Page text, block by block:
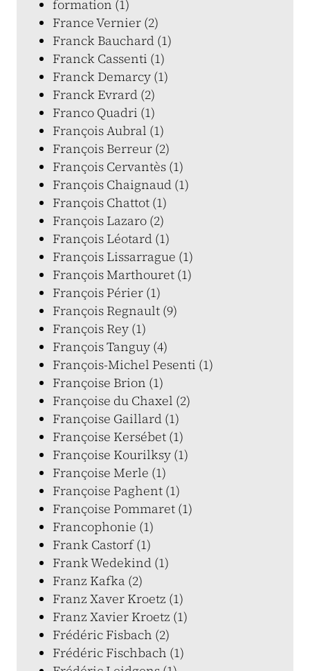
formation (1)
France Vernier (2)
Franck Bauchard (1)
Franck Cassenti (1)
Franck Demarcy (1)
Franck Evrard (2)
Franco Quadri (1)
François Aubral (1)
François Berreur (2)
François Cervantès (1)
François Chaignaud (1)
François Chattot (1)
François Lazaro (2)
François Léotard (1)
François Lissarrague (1)
François Marthouret (1)
François Périer (1)
François Regnault (9)
François Rey (1)
François Tanguy (4)
François-Michel Pesenti (1)
Françoise Brion (1)
Françoise du Chaxel (2)
Françoise Gaillard (1)
Françoise Kersébet (1)
Françoise Kourilksy (1)
Françoise Merle (1)
Françoise Paghent (1)
Françoise Pommaret (1)
Francophonie (1)
Frank Castorf (1)
Frank Wedekind (1)
Franz Kafka (2)
Franz Xaver Kroetz (1)
Franz Xavier Kroetz (1)
Frédéric Fisbach (2)
Frédéric Fischbach (1)